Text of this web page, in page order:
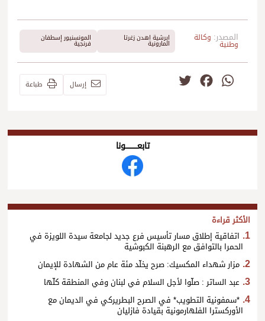
المصدر: وكالة
وطنية
ابرشية اهدن زغرتا
المارونية
المونسنيور إسطفان
فرنجية
WhatsApp
Facebook إرسال طباعة
تابعــــــــــونا
الأكثر قراءة
اتفاقية إطلاق مسار تأسيس فرع جديد لجامعة سيدة اللويزة في
الحمرا بالتوافق مع الرهبنة الكبوشية
مزار شهداء المكسيك: صرح يخلّد مئة عام من الشهادة للإيمان
عبد الساتر : صلّوا لأجل السلام في لبنان وفي المنطقة كلّها
*سمفونية التطويب* في الصرح البطريركي في الديمان مع
الأوركسترا الفلهارمونية بقيادة فازليان